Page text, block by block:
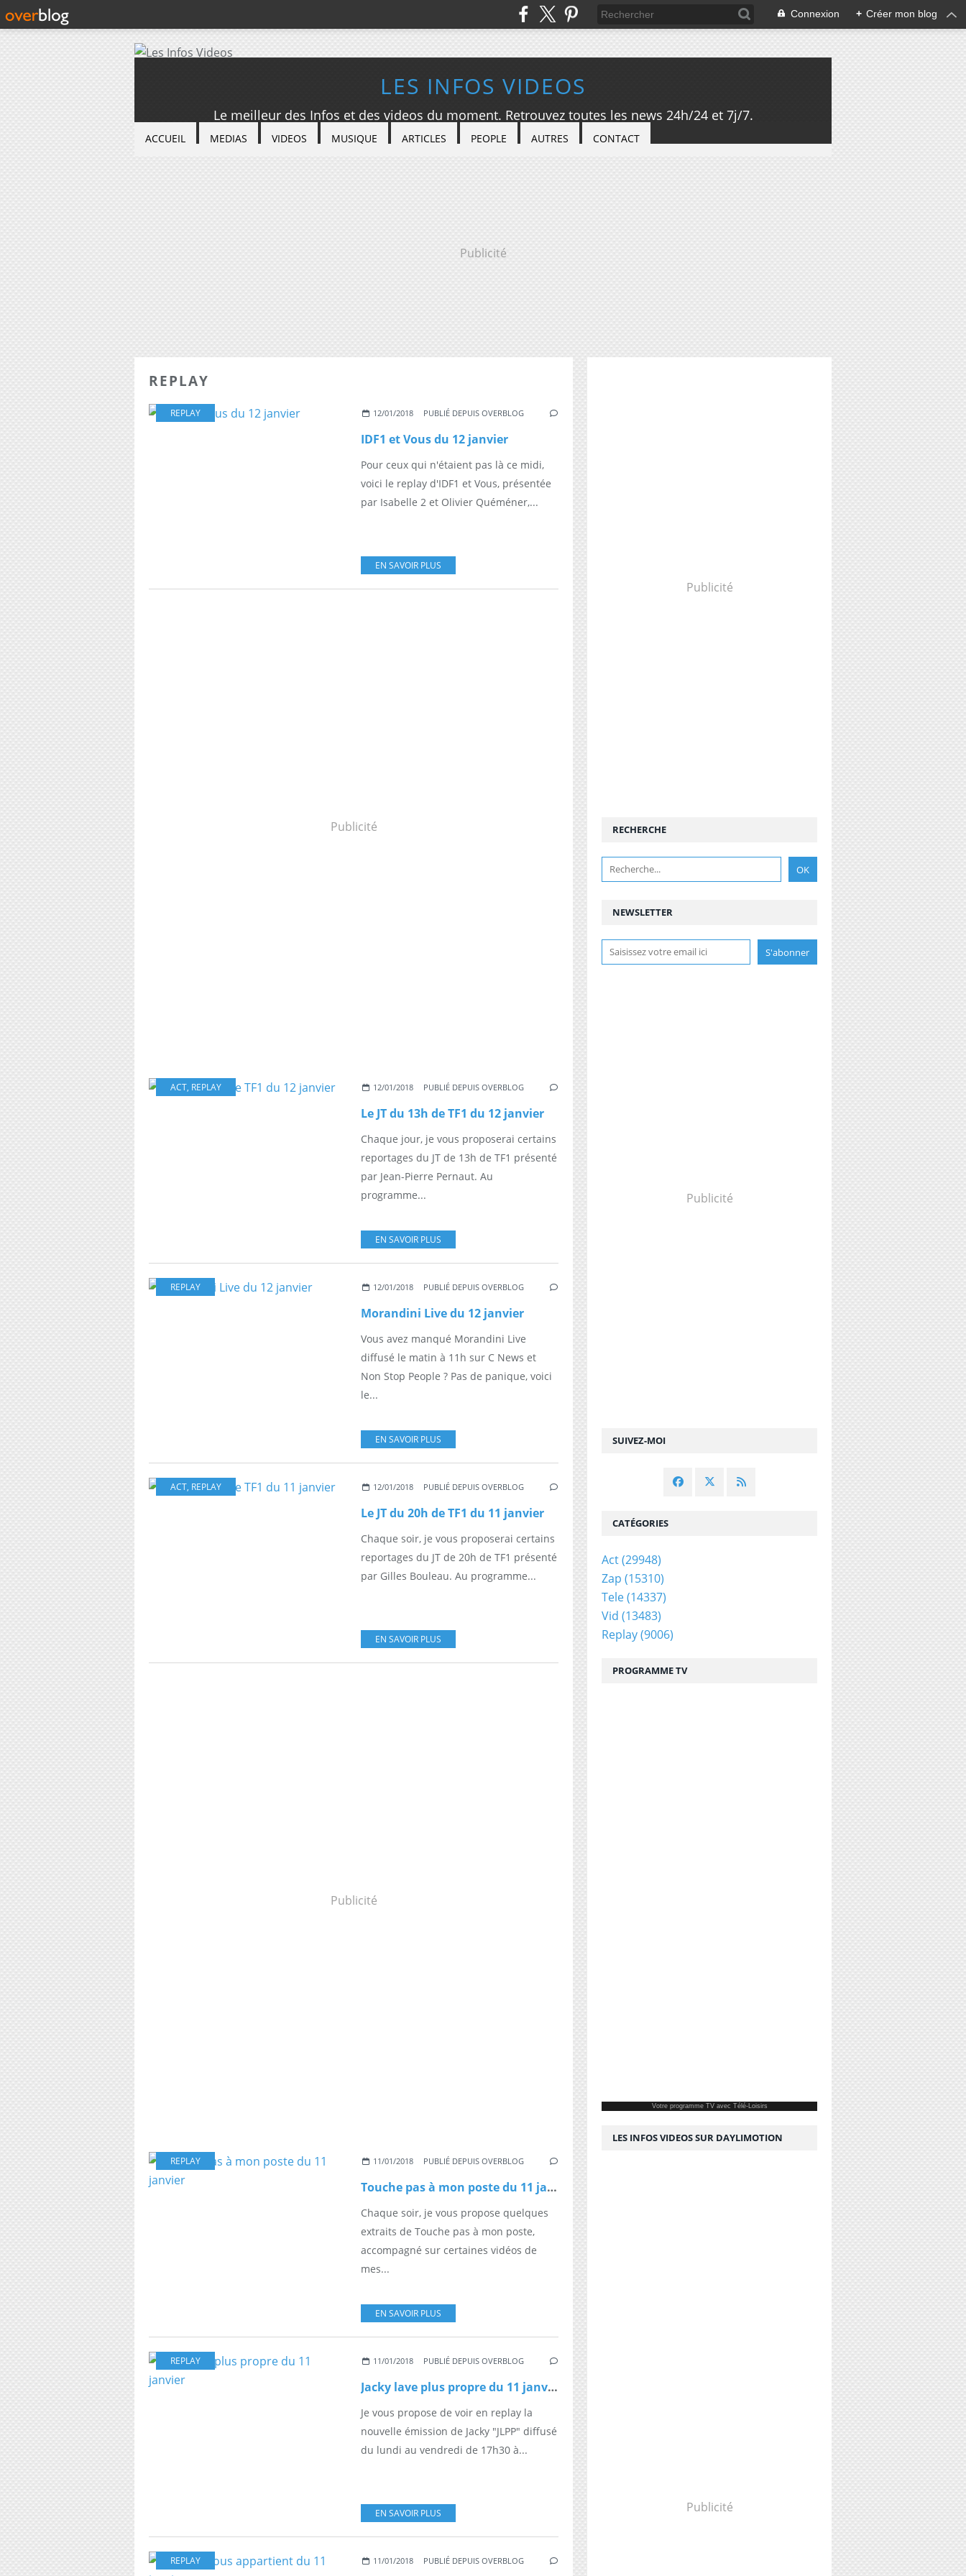
Connexion + Créer mon blog
LES INFOS VIDEOS
Le meilleur des Infos et des videos du moment. Retrouvez toutes les news 24h/24 et 7j/7.
ACCUEIL MEDIAS VIDEOS MUSIQUE ARTICLES PEOPLE AUTRES CONTACT
Publicité
REPLAY
REPLAY 12/01/2018 PUBLIÉ DEPUIS OVERBLOG
IDF1 et Vous du 12 janvier
Pour ceux qui n'étaient pas là ce midi,
voici le replay d'IDF1 et Vous, présentée
par Isabelle 2 et Olivier Quéméner,...
EN SAVOIR PLUS
Publicité
ACT, REPLAY 12/01/2018 PUBLIÉ DEPUIS OVERBLOG
Le JT du 13h de TF1 du 12 janvier
Chaque jour, je vous proposerai certains
reportages du JT de 13h de TF1 présenté
par Jean-Pierre Pernaut. Au
programme...
EN SAVOIR PLUS
REPLAY 12/01/2018 PUBLIÉ DEPUIS OVERBLOG
Morandini Live du 12 janvier
Vous avez manqué Morandini Live
diffusé le matin à 11h sur C News et
Non Stop People ? Pas de panique, voici
le...
EN SAVOIR PLUS
ACT, REPLAY 12/01/2018 PUBLIÉ DEPUIS OVERBLOG
Le JT du 20h de TF1 du 11 janvier
Chaque soir, je vous proposerai certains
reportages du JT de 20h de TF1 présenté
par Gilles Bouleau. Au programme...
EN SAVOIR PLUS
Publicité
REPLAY 11/01/2018 PUBLIÉ DEPUIS OVERBLOG
Touche pas à mon poste du 11 janvier
Chaque soir, je vous propose quelques
extraits de Touche pas à mon poste,
accompagné sur certaines vidéos de
mes...
EN SAVOIR PLUS
REPLAY 11/01/2018 PUBLIÉ DEPUIS OVERBLOG
Jacky lave plus propre du 11 janvier
Je vous propose de voir en replay la
nouvelle émission de Jacky "JLPP" diffusé
du lundi au vendredi de 17h30 à...
EN SAVOIR PLUS
REPLAY 11/01/2018 PUBLIÉ DEPUIS OVERBLOG
Publicité
NEWSLETTER
SUIVEZ-MOI
RECHERCHE
Publicité
CATÉGORIES
Act(29948)
Zap (15310)
Tele(14337)
Vid (13483)
Replay(9006)
PROGRAMME TV
Votre programme TVavec Télé-Loisirs
LES INFOS VIDEOS SUR DAYLIMOTION
Publicité